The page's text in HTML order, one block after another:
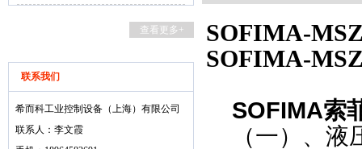
查看更多+
联系我们
希而科工业控制设备（上海）有限公司
联系人：李文霞
SOFIMA-
SOFIMA-
SOFIMA索
（一）、